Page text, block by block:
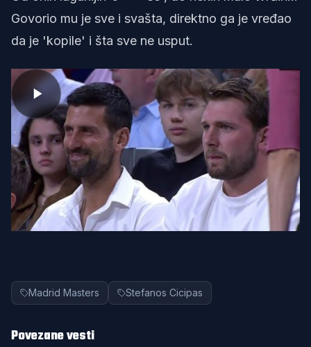
Govorio mu je sve i svašta, direktno ga je vređao
da je 'kopile' i šta sve ne usput.
Madrid Masters Stefanos Cicipas
Povezane vesti